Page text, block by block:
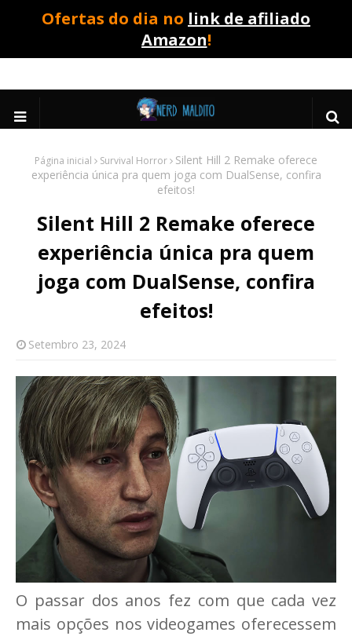
Ofertas do dia no link de afiliado
Amazon!
Página inicial Survival Horror
Silent Hill 2 Remake oferece
experiência única pra quem joga com DualSense, confira
efeitos!
Silent Hill 2 Remake oferece
experiência única pra quem
joga com DualSense, confira
efeitos!
Setembro 23, 2024
O passar dos anos fez com que cada vez
mais opções nos videogames oferecessem